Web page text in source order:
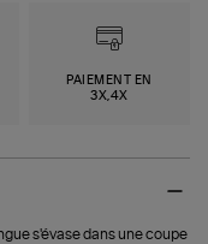
PAIEMENT EN
3X,4X
s'évase dans une coupe